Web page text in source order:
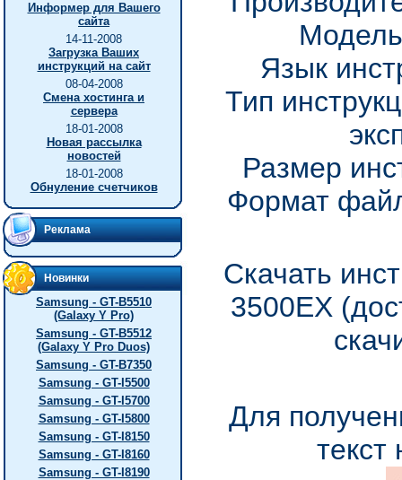
Информер для Вашего
сайта
14-11-2008
Загрузка Ваших
инструкций на сайт
08-04-2008
Смена хостинга и
сервера
18-01-2008
Новая рассылка
новостей
18-01-2008
Обнуление счетчиков
Реклама
Новинки
Samsung - GT-B5510
(Galaxy Y Pro)
Samsung - GT-B5512
(Galaxy Y Pro Duos)
Samsung - GT-B7350
Samsung - GT-I5500
Samsung - GT-I5700
Samsung - GT-I5800
Samsung - GT-I8150
Samsung - GT-I8160
Samsung - GT-I8190
Язык
Тип
Размер
Формат
Скачать
3500EX
Для
текст